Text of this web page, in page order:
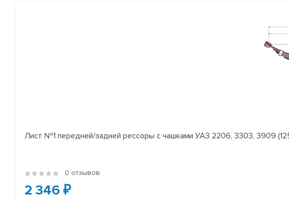
Лист №1 передней/задней рессоры с чашками УАЗ 2206, 3303, 3909
0 отзывов
2 346 ₽